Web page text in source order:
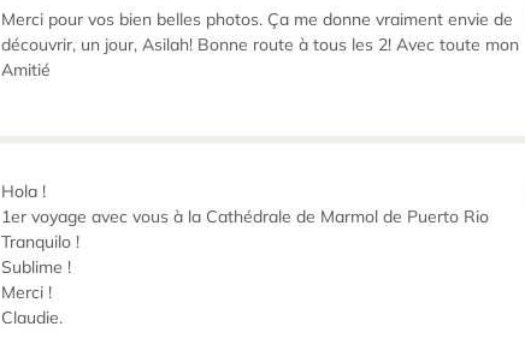
Merci pour vos bien belles photos. Ça me donne vraiment envie de
découvrir, un jour, Asilah! Bonne route à tous les 2! Avec toute mon
Amitié
Hola !
1er voyage avec vous à la Cathédrale de Marmol de Puerto Rio
Tranquilo !
Sublime !
Merci !
Claudie.